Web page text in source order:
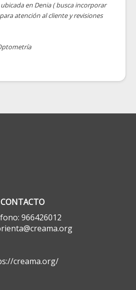
en Denia ( busca incorporar
atención al cliente y revisiones
CONTACTO
966426012
creama.org/